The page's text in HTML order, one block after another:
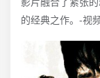
的经典之作。-视